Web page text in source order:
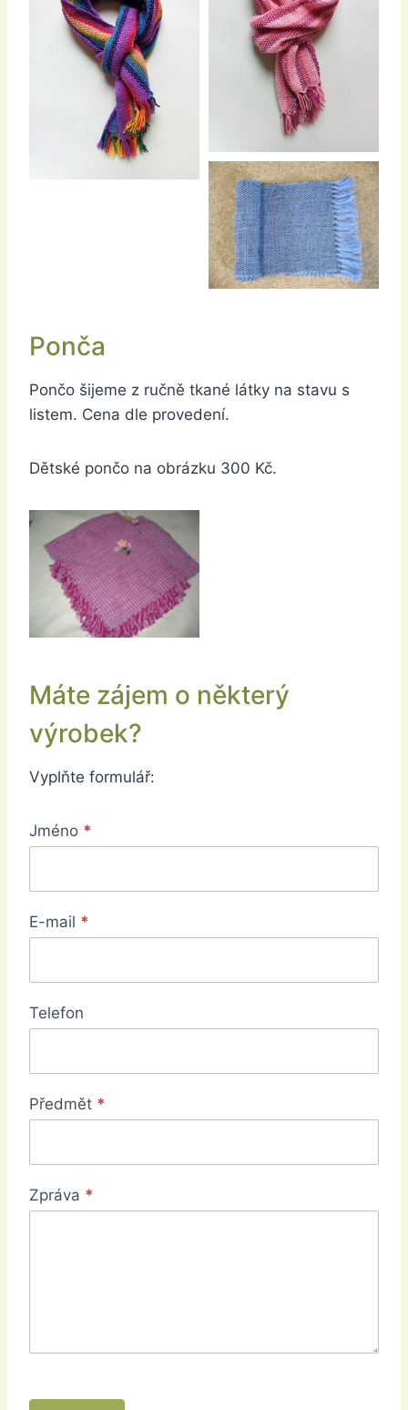
Ponča
Pončo šijeme z ručně tkané látky na stavu s
listem. Cena dle provedení.
Dětské pončo na obrázku 300 Kč.
Máte zájem o některý
výrobek?
Vyplňte formulář:
N
š
e
n
á
Jméno *
E-mail *
Telefon
Předmět *
Zpráva *